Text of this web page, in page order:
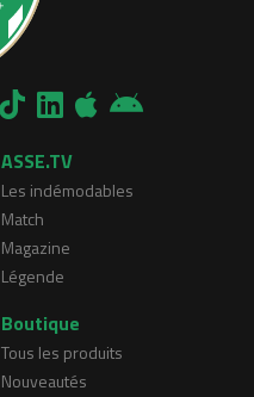
ASSE.TV
Les indémodables
Match
Magazine
Légende
Boutique
Tous les produits
Nouveautés